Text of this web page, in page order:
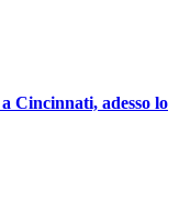
Cincinnati, adesso lo